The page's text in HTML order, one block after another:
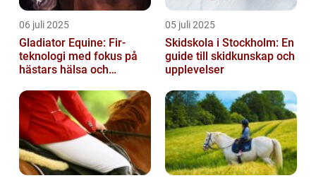
06 juli 2025
Gladiator Equine: Fir-
teknologi med fokus på
hästars hälsa och
05 juli 2025
Skidskola i Stockholm: En
guide till skidkunskap och
upplevelser